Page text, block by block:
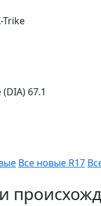
Trike
(DIA) 67.1
Все новые R17